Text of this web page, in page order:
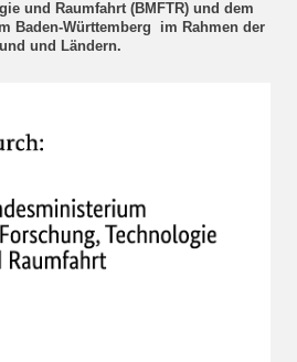
und Raumfahrt (BMFTR) und dem
Baden-Württemberg im Rahmen der
und Ländern.